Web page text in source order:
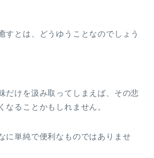
すとは、どうゆうことなのでしょう
だけを汲み取ってしまえば、その悲
なることかもしれません。
に単純で便利なものではありませ